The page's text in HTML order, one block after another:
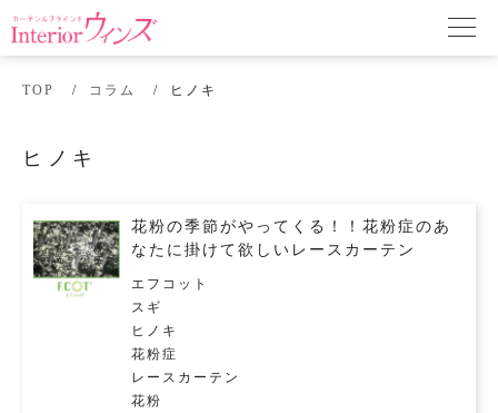
TOP コラム ヒノキ
ヒノキ
花粉の季節がやってくる！！花粉症のあ
なたに掛けて欲しいレースカーテン
エフコット
スギ
ヒノキ
花粉症
レースカーテン
花粉